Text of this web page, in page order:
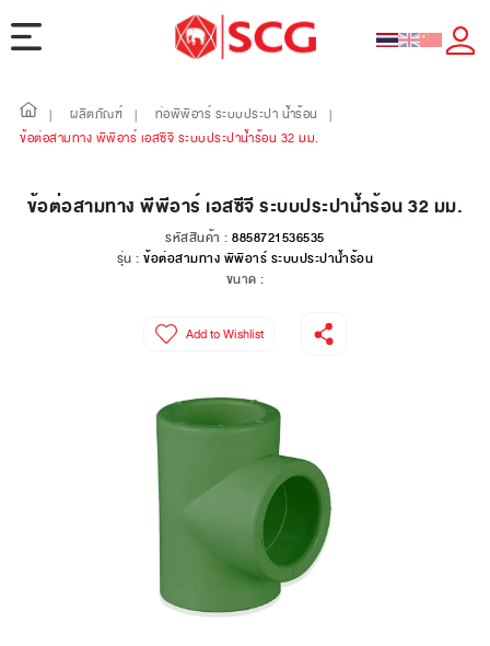
| ผลิตภัณฑ์ | ท่อพีพีอาร์ ระบบประปา น้ำร้อน
|
ข้อต่อสามทาง พีพีอาร์ เอสซีจี ระบบประปาน้ำร้อน 32 มม.
ข้อต่อสามทาง พีพีอาร์ เอสซีจี ระบบประปาน้ำร้อน 32 มม.
รหัสสินค้า : 8858721536535
รุ่น : ข้อต่อสามทาง พีพีอาร์ ระบบประปาน้ำร้อน
ขนาด :
Add to Wishlist